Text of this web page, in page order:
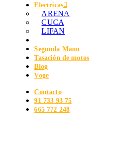
Electricas
ARENA
CUCA
LIFAN
Segunda Mano
Tasación de motos
Blog
Voge
Contacto
91 733 93 75
665 772 248